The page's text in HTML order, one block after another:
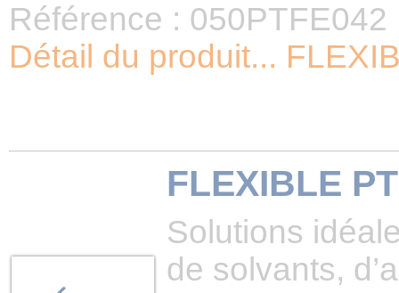
Référence : 050PTFE042
Détail du produit...
FLEXIBLE
Solutions
de solvants,